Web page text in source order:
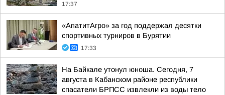
17:37
«АпатитАгро» за год поддержал десятки
спортивных турниров в Бурятии
17:33
На Байкале утонул юноша. Сегодня, 7
августа в Кабанском районе республики
спасатели БРПСС извлекли из воды тело